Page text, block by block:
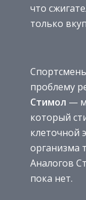
что
только
проблему
Стимол —
который
клеточной
организма
Аналогов
пока нет.